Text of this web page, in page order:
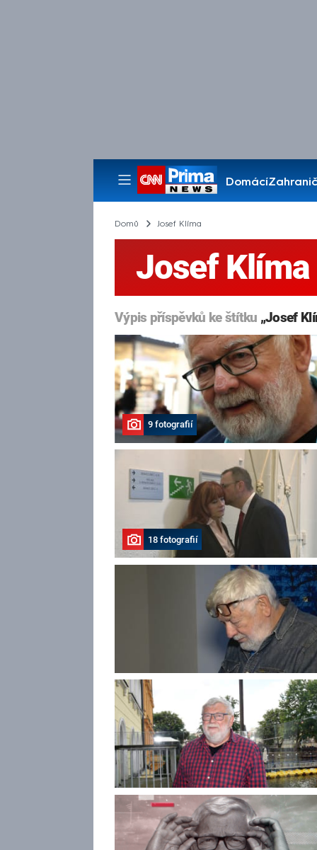
Domácí
Pořady
Domů Josef Klíma
Josef Klíma
Výpis příspěvků ke štítku „Josef
9 fotografií
18 fotografií